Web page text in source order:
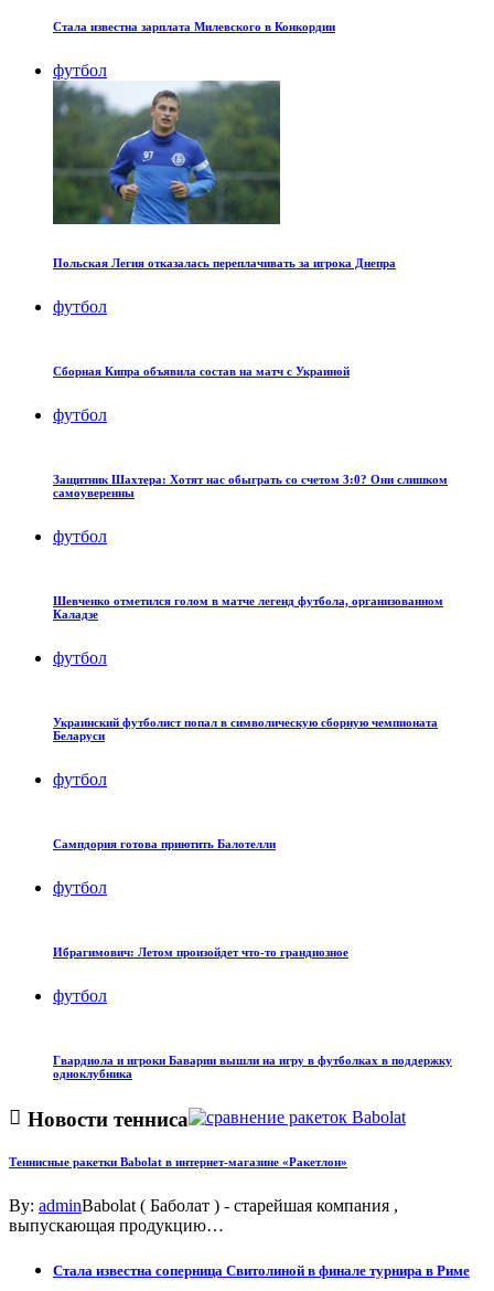
Стала известна зарплата Милевского в Конкордии
футбол
Польская Легия отказалась переплачивать за игрока Днепра
футбол
Сборная Кипра объявила состав на матч с Украиной
футбол
Защитник Шахтера: Хотят нас обыграть со счетом 3:0? Они слишком
самоуверенны
футбол
Шевченко отметился голом в матче легенд футбола, организованном
Каладзе
футбол
Украинский футболист попал в символическую сборную чемпионата
Беларуси
футбол
Сампдория готова приютить Балотелли
футбол
Ибрагимович: Летом произойдет что-то грандиозное
футбол
Гвардиола и игроки Баварии вышли на игру в футболках в поддержку
одноклубника
Новости тенниса
Теннисные ракетки Babolat в интернет-магазине «Ракетлон»
By: adminBabolat ( Баболат ) - старейшая компания ,
выпускающая продукцию…
Стала известна соперница Свитолиной в финале турнира в Риме